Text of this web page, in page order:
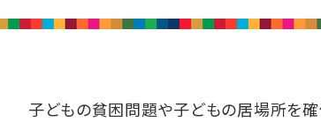
子どもの貧困問題や子どもの居場所を確